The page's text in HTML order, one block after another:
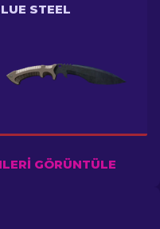
STEEL
GÖRÜNTÜLE